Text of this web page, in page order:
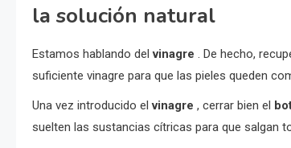
la solución natural
Estamos hablando delvinagre . De hecho,
suficiente vinagre para que las pieles queden
Una vez introducido elvinagre , cerrar bien el
suelten las sustancias cítricas para que salgan